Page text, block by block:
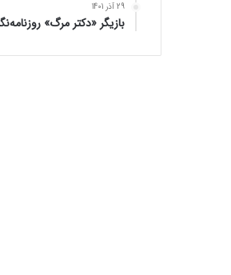
29 آذر 1401
بازیگر «دکتر مرگ»